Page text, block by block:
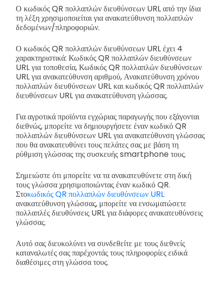
Ο κωδικός QR πολλαπλών διευθύνσεων URL από την ίδια
τη λέξη χρησιμοποιείται για ανακατεύθυνση πολλαπλών
δεδομένων/πληροφοριών.
Ο κωδικός QR πολλαπλών διευθύνσεων URL έχει 4
χαρακτηριστικά: Κωδικός QR πολλαπλών διευθύνσεων
URL για τοποθεσία, Κωδικός QR πολλαπλών διευθύνσεων
URL για ανακατεύθυνση αριθμού, Ανακατεύθυνση χρόνου
πολλαπλών διευθύνσεων URL και κωδικός QR πολλαπλών
διευθύνσεων URL για ανακατεύθυνση γλώσσας.
Για αγροτικά προϊόντα εγχώριας παραγωγής που εξάγονται
διεθνώς, μπορείτε να δημιουργήσετε έναν κωδικό QR
πολλαπλών διευθύνσεων URL για ανακατεύθυνση γλώσσας
που θα ανακατευθύνει τους πελάτες σας με βάση τη
ρύθμιση γλώσσας της συσκευής smartphone τους.
Σημειώστε ότι μπορείτε να τα ανακατευθύνετε στη δική
τους γλώσσα χρησιμοποιώντας έναν κωδικό QR.
Στοκωδικός QR πολλαπλών διευθύνσεων URL
ανακατεύθυνση γλώσσας, μπορείτε να ενσωματώσετε
πολλαπλές διευθύνσεις URL για διάφορες ανακατευθύνσεις
γλώσσας.
Αυτό σας διευκολύνει να συνδεθείτε με τους διεθνείς
καταναλωτές σας παρέχοντάς τους πληροφορίες ειδικά
διαθέσιμες στη γλώσσα τους.